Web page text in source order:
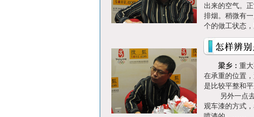
出来的空气。
排烟。稍微有
个的做工状
梁乡： 重
在承重的位置
是比较平整和
另外一点去
观车漆的方式